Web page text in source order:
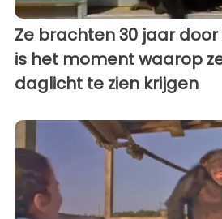
Ze brachten 30 jaar door
is het moment waarop
daglicht te zien krijgen